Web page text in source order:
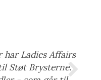
har Ladies Affairs
Støt Brysterne.